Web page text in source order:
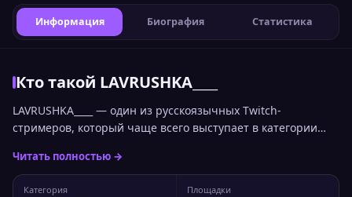
Информация Биография Статистика
Кто такой LAVRUSHKA____
LAVRUSHKA____ — один из русскоязычных Twitch-
стримеров, который чаще всего выступает в категории
каналов можно увидеть в общем топе стримеров Twitch по
онлайну. Статистика канала LAVRUSHKA____ У канала 10 414
Читать полностью →
Категория Площадки